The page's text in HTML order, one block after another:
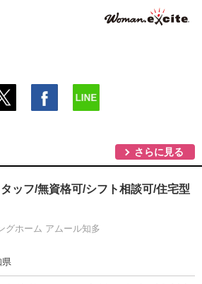
さらに見る
ッフ/無資格可/シフト相談可/住宅型
グホーム アムール知多